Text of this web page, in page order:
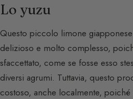
Lo yuzu
Questo piccolo limone
delizioso e molto complesso,
sfaccettato, come se fosse esso
diversi agrumi. Tuttavia, questo
costoso, anche localmente,